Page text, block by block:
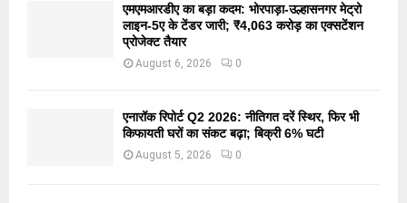
एमएमआरडीए का बड़ा कदम: भोरपाड़ा-उल्हासनगर मेट्रो
लाइन-5ए के टेंडर जारी; ₹4,063 करोड़ का एक्सटेंशन
प्रोजेक्ट तैयार
August 6, 2026 0
एनारॉक रिपोर्ट Q2 2026: नीतिगत दरें स्थिर, फिर भी
किफायती घरों का संकट बढ़ा; बिक्री 6% घटी
August 5, 2026 0